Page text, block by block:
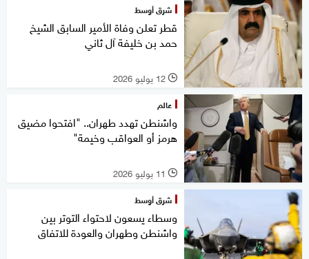
شرق أوسط
قطر تعلن وفاة الأمير السابق الشيخ
حمد بن خليفة آل ثاني
l 12 يوليو 2026
عالم
واشنطن تهدد طهران.. "افتحوا مضيق
هرمز أو العواقب وخيمة"
l 11 يوليو 2026
شرق أوسط
وسطاء يسعون لاحتواء التوتر بين
واشنطن وطهران والعودة للاتفاق